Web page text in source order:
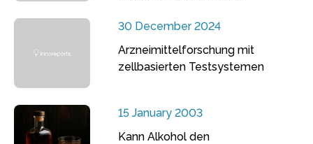
30 December 2024
Arzneimittelforschung mit
zellbasierten Testsystemen
15 January 2003
Kann Alkohol den